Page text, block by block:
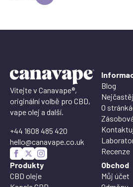
Vítejte v Canavape®,
originální volbě pro CBD,
vape olej a další.
+44 1608 485 420
hello@canavape.co.uk
Blog
O
Recenze
Produkty
CBD oleje
Obchod
Můj účet